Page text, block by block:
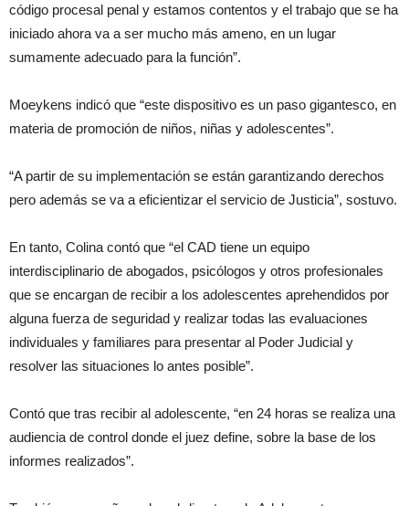
código procesal penal y estamos contentos y el trabajo que se ha
iniciado ahora va a ser mucho más ameno, en un lugar
sumamente adecuado para la función”.
Moeykens indicó que “este dispositivo es un paso gigantesco, en
materia de promoción de niños, niñas y adolescentes”.
“A partir de su implementación se están garantizando derechos
pero además se va a eficientizar el servicio de Justicia”, sostuvo.
En tanto, Colina contó que “el CAD tiene un equipo
interdisciplinario de abogados, psicólogos y otros profesionales
que se encargan de recibir a los adolescentes aprehendidos por
alguna fuerza de seguridad y realizar todas las evaluaciones
individuales y familiares para presentar al Poder Judicial y
resolver las situaciones lo antes posible”.
Contó que tras recibir al adolescente, “en 24 horas se realiza una
audiencia de control donde el juez define, sobre la base de los
informes realizados”.